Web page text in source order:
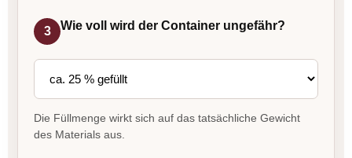
3 Wie voll wird der Container ungefähr?
Die Füllmenge wirkt sich auf das tatsächliche Gewicht
des Materials aus.